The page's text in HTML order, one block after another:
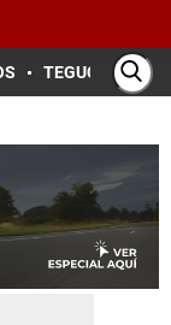
TEGUCIGALPA